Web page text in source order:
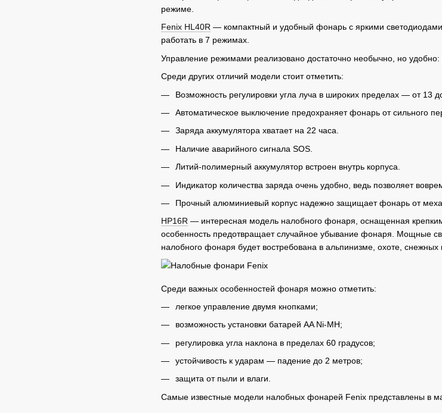
режиме.
Fenix HL40R — компактный и удобный фонарь с яркими
работать в 7 режимах.
Управление режимами реализовано достаточно необычно, но
Среди других отличий модели стоит отметить:
Возможность регулировки угла луча в широких пределах — от 13
Автоматическое выключение предохраняет фонарь от сильного
Заряда аккумулятора хватает на 22 часа.
Наличие аварийного сигнала SOS.
Литий-полимерный аккумулятор встроен внутрь корпуса.
Индикатор количества заряда очень удобно, ведь позволяет
Прочный алюминиевый корпус надежно защищает фонарь от
HP16R — интересная модель налобного фонаря, оснащенная
особенность предотвращает случайное убывание фонаря. Мощные
налобного фонаря будет востребована в альпинизме, охоте,
Среди важных особенностей фонаря можно отметить:
легкое управление двумя кнопками;
возможность установки батарей AA Ni-MH;
регулировка угла наклона в пределах 60 градусов;
устойчивость к ударам — падение до 2 метров;
защита от пыли и влаги.
Самые известные модели налобных фонарей Fenix представлены в